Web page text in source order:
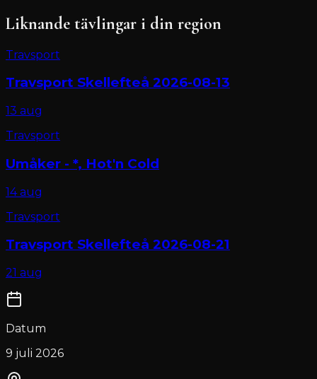
Liknande tävlingar i din region
Travsport
Travsport Skellefteå 2026-08-13
13 aug
Travsport
Umåker - *, Hot'n Cold
14 aug
Travsport
Travsport Skellefteå 2026-08-21
21 aug
Datum
9 juli 2026